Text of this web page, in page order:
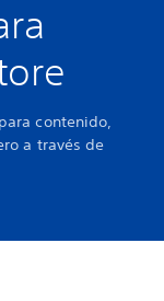
contenido,
a través de